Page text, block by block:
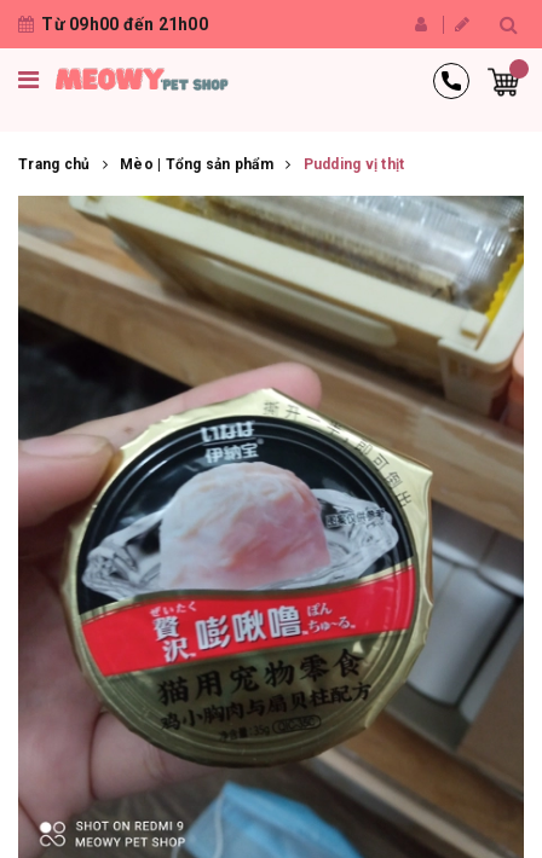
Từ 09h00 đến 21h00
Trang chủ Mèo | Tổng sản phẩm Pudding vị thịt